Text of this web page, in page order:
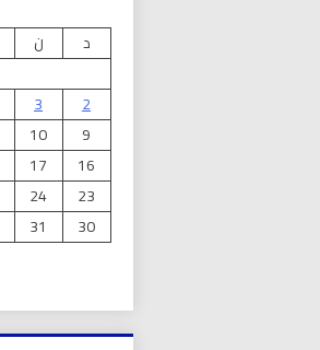
د
ن
2
3
9
10
16
17
23
24
30
31